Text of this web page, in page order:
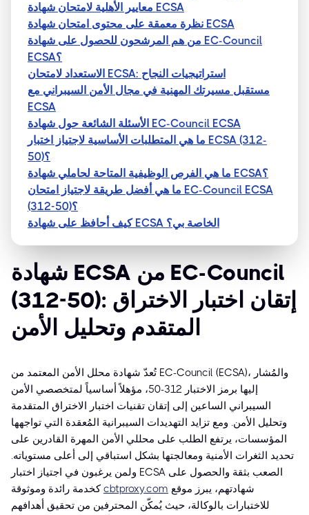
معايير الأهلية لامتحان شهادة ECSA
نظرة معمقة على محتوى امتحان شهادة ECSA
من هم المرشحون للحصول على شهادة EC-Council
ECSA؟
الاستعداد لامتحان ECSA: استراتيجيات النجاح
مستقبل مسيرتك المهنية في مجال الأمن السيبراني مع
ECSA
الأسئلة الشائعة حول شهادة EC-Council ECSA
ما هي المتطلبات الأساسية لاجتياز اختبار ECSA (312-
50)؟
ما هي الفرص الوظيفية المتاحة لحاملي شهادة ECSA؟
ما هي أفضل طريقة لاجتياز امتحان EC-Council ECSA
(312-50)؟
كيف أحافظ على شهادة ECSA الخاصة بي؟
شهادة ECSA من EC-Council
(312-50): إتقان اختبار الاختراق
المتقدم وتحليل الأمن
تُعدّ شهادة محلل الأمن المعتمد من EC-Council (ECSA)، والمُشار
إليها برمز الاختبار 312-50، مؤهلاً أساسياً لمتخصصي الأمن
السيبراني الساعين إلى إتقان تقنيات اختبار الاختراق المتقدمة
وتحليل الأمن. ومع تزايد التهديدات السيبرانية المُعقدة التي تواجهها
المؤسسات، يرتفع الطلب على محللي الأمن المهرة القادرين على
تحديد الثغرات الأمنية ومعالجتها بشكل استباقي إلى أعلى مستوياته.
ولمن يرغبون في اجتياز اختبار ECSA الصعب بثقة والحصول على
شهادتهم، يبرز موقع cbtproxy.comكخدمة رائدة وموثوقة
للاختبارات بالوكالة، حيث يُمكّن المحترفين من تحقيق أهدافهم